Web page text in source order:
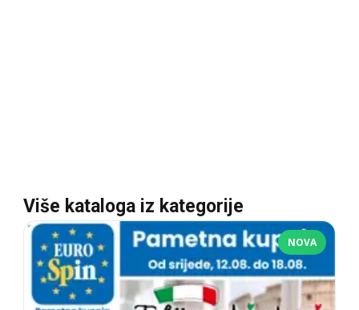
Više kataloga iz kategorije
NOVA